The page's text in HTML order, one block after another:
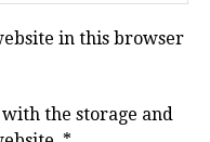
in this browser
the storage and